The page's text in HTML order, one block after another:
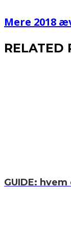
Mere 2018
RELATED
GUIDE: hvem